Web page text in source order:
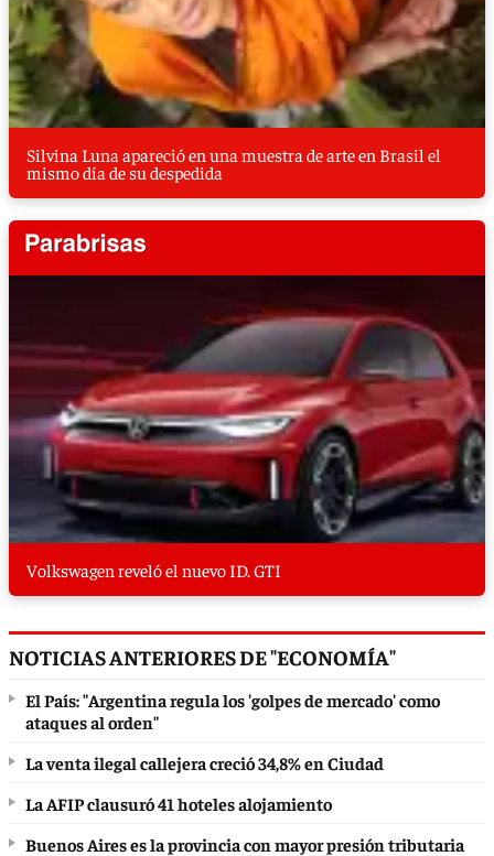
Silvina Luna apareció en una muestra de arte en Brasil el
mismo día de su despedida
Volkswagen reveló el nuevo ID. GTI
NOTICIAS ANTERIORES DE "ECONOMÍA"
El País: "Argentina regula los 'golpes de mercado' como
ataques al orden"
La venta ilegal callejera creció 34,8% en Ciudad
La AFIP clausuró 41 hoteles alojamiento
Buenos Aires es la provincia con mayor presión tributaria